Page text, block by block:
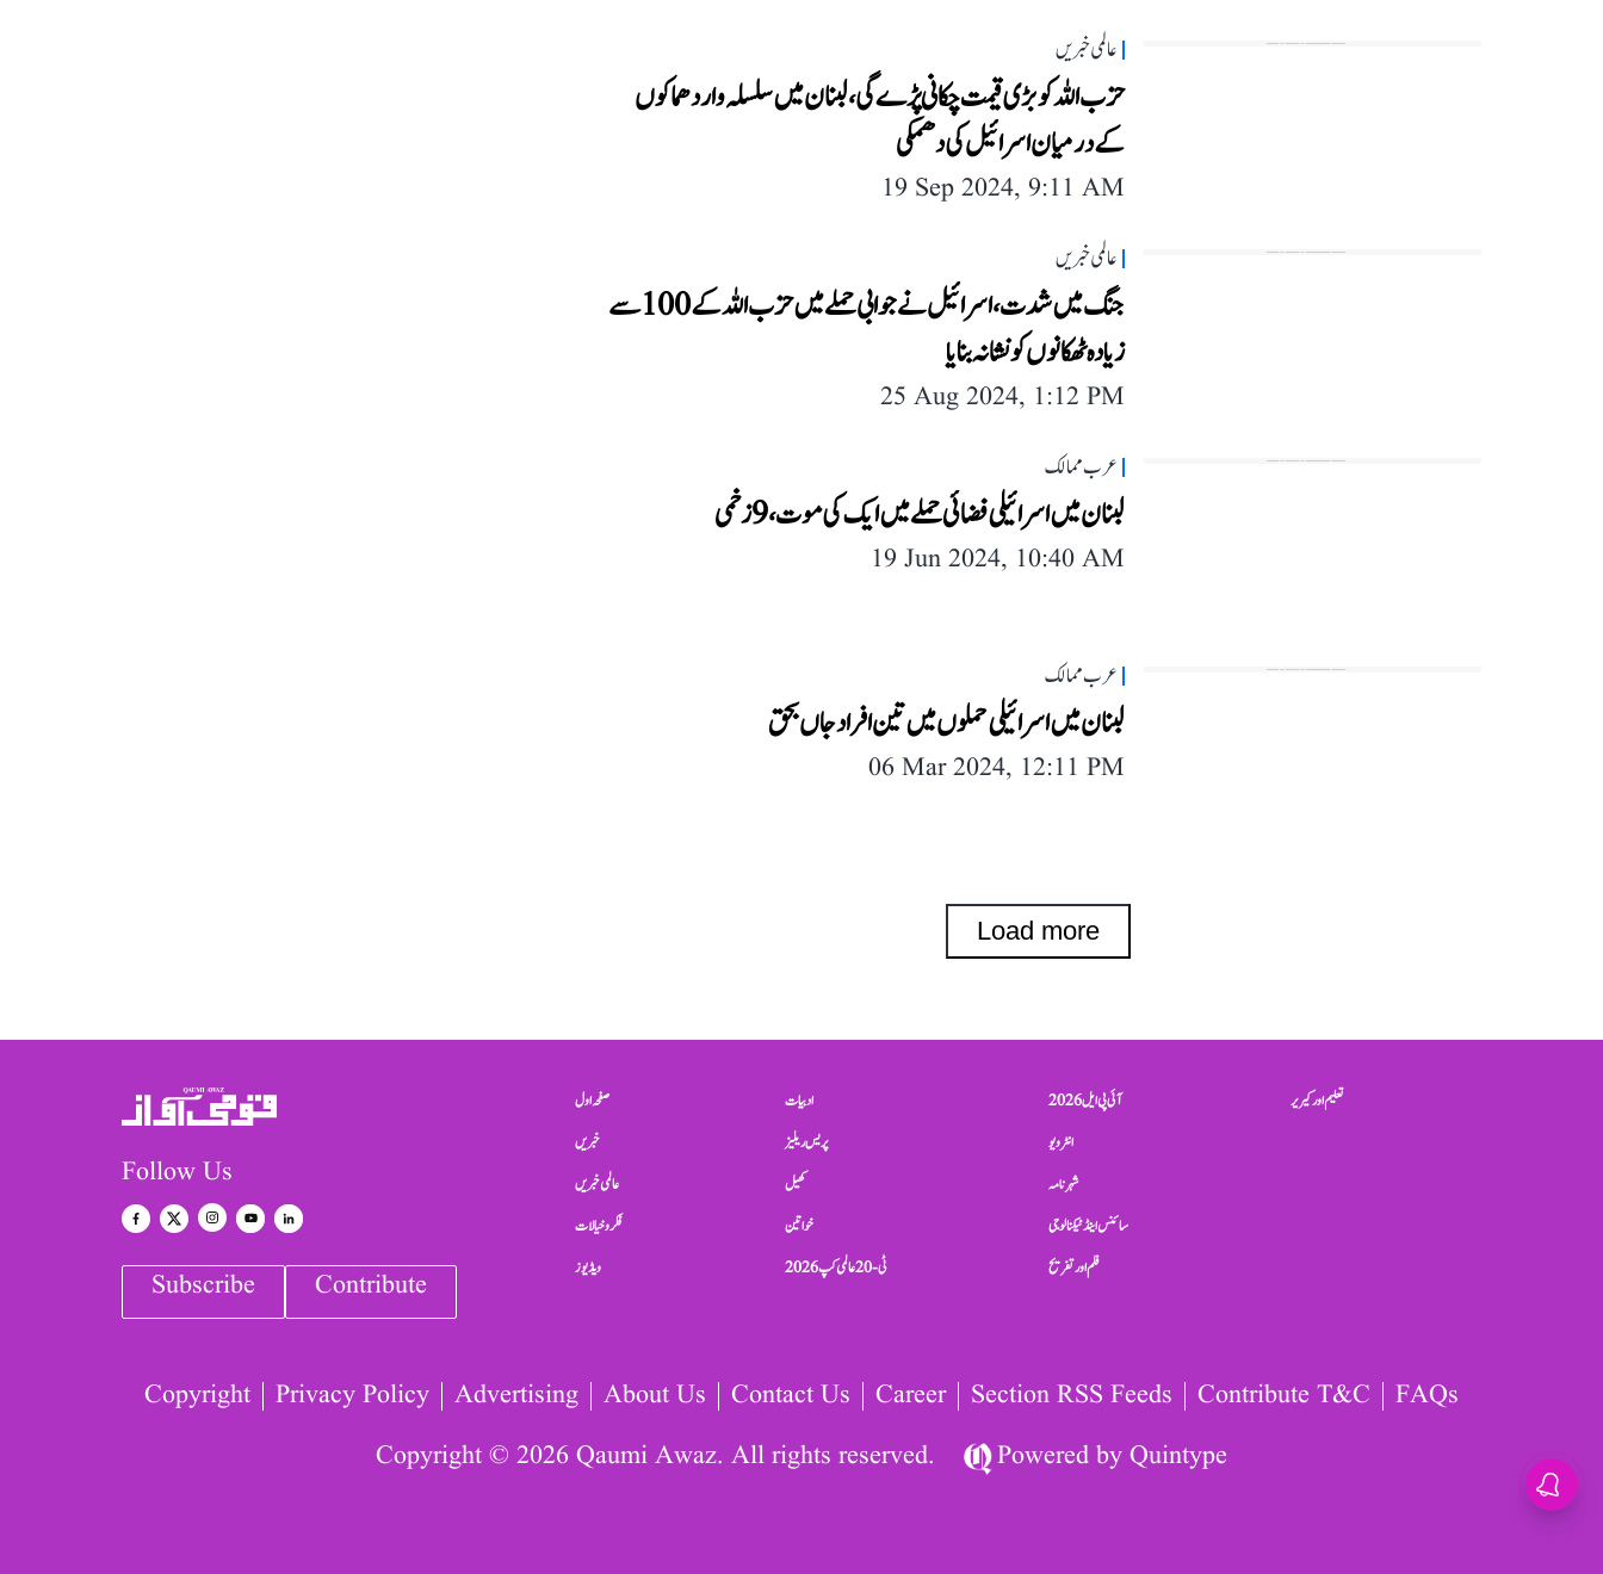
عالمی خبریں
حزب اللہ کو بڑی قیمت چکانی پڑے گی، لبنان میں سلسلہ وار دھماکوں
کے درمیان اسرائیل کی دھمکی
19 Sep 2024, 9:11 AM
عالمی خبریں
جنگ میں شدت، اسرائیل نے جوابی حملے میں حزب اللہ کے 100 سے
زیادہ ٹھکانوں کو نشانہ بنایا
25 Aug 2024, 1:12 PM
عرب ممالک
لبنان میں اسرائیلی فضائی حملے میں ایک کی موت، 9 زخمی
19 Jun 2024, 10:40 AM
عرب ممالک
لبنان میں اسرائیلی حملوں میں تین افراد جاں بحق
06 Mar 2024, 12:11 PM
Load more
Follow Us
Subscribe Contribute
صفحہ اول
خبریں
عالمی خبریں
فکر و خیالات
ویڈیوز
ادبیات
پریس ریلیز
کھیل
خواتین
ٹی-20 عالمی کپ 2026
آئی پی ایل 2026
انٹرویو
شہرنامہ
سائنس اینڈ ٹیکنالوجی
فلم اور تفریح
تعلیم اور کیریر
Copyright Privacy Policy Advertising About Us Contact Us Career Section RSS Feeds Contribute T&C
FAQs
Copyright © 2026 Qaumi Awaz. All rights reserved.
Powered byQuintype